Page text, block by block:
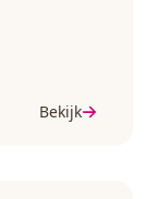
Bekijk